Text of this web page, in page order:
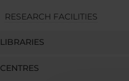
RESEARCH FACILITIES
LIBRARIES
CENTRES